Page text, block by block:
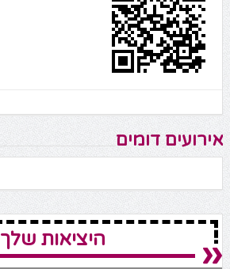
אירועים דומים
היציאות שלך